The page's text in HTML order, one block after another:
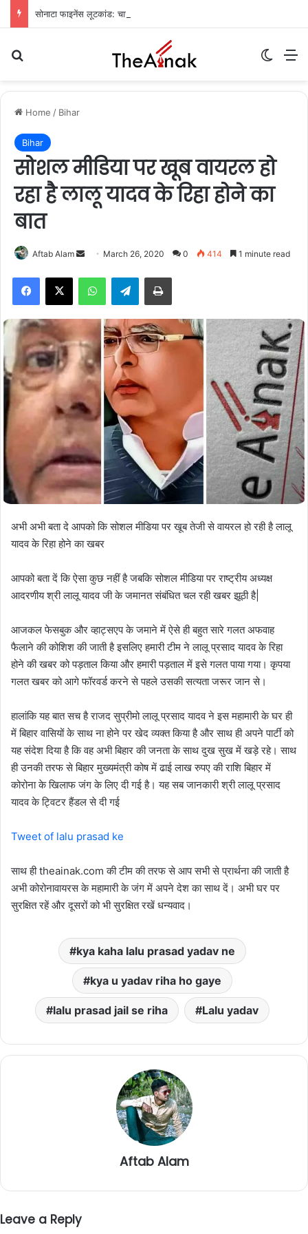
सोनाटा फाइनेंस लूटकांड: चार साल बाद मुजफ्फरपुर से मुख्य आरोपी गिरफ्तार
Home / Bihar
Bihar
सोशल मीडिया पर खूब वायरल हो
रहा है लालू यादव के रिहा होने का
बात
Aftab Alam
Send
email
March 26, 2020 0 414 1 minute read
WhatsAppTelegramPrint
अभी अभी बता दे आपको कि सोशल मीडिया पर खूब तेजी से वायरल हो रही है लालू
यादव के रिहा होने का खबर
आपको बता दें कि ऐसा कुछ नहीं है जबकि सोशल मीडिया पर राष्ट्रीय अध्यक्ष
आदरणीय श्री लालू यादव जी के जमानत संबंधित चल रही खबर झूठी है|
आजकल फेसबुक और व्हाट्सएप के जमाने में ऐसे ही बहुत सारे गलत अफवाह
फैलाने की कोशिश की जाती है इसलिए हमारी टीम ने लालू प्रसाद यादव के रिहा
होने की खबर को पड़ताल किया और हमारी पड़ताल में इसे गलत पाया गया। कृपया
गलत खबर को आगे फॉरवर्ड करने से पहले उसकी सत्यता जरूर जान से।
हालांकि यह बात सच है राजद सुप्रीमो लालू प्रसाद यादव ने इस महामारी के घर ही
में बिहार वासियों के साथ ना होने पर खेद व्यक्त किया है और साथ ही अपने पार्टी को
यह संदेश दिया है कि वह अभी बिहार की जनता के साथ दुख सुख में खड़े रहे। साथ
ही उनकी तरफ से बिहार मुख्यमंत्री कोष में ढाई लाख रुपए की राशि बिहार में
कोरोना के खिलाफ जंग के लिए दी गई है। यह सब जानकारी श्री लालू प्रसाद
यादव के ट्विटर हैंडल से दी गई
Tweet of lalu prasad ke
साथ ही theainak.com की टीम की तरफ से आप सभी से प्रार्थना की जाती है
अभी कोरोनावायरस के महामारी के जंग में अपने देश का साथ दें। अभी घर पर
सुरक्षित रहें और दूसरों को भी सुरक्षित रखें धन्यवाद।
kya kaha lalu prasad yadav ne
kya u yadav riha ho gaye
lalu prasad jail se riha Lalu yadav
Aftab Alam
Leave a Reply